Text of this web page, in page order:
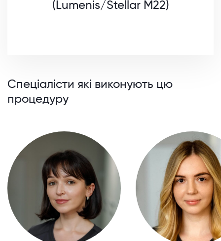
(Lumenis/Stellar M22)
Спеціалісти які виконують цю
процедуру